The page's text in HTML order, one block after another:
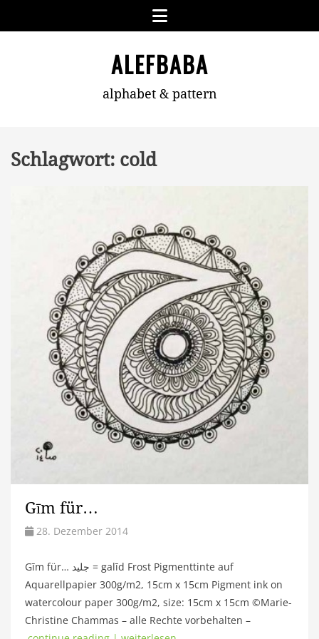
Menu
ALEFBABA
alphabet & pattern
Schlagwort: cold
Gīm für…
28. Dezember 2014
Gīm für… جليد = galīd Frost Pigmenttinte auf
Aquarellpapier 300g/m2, 15cm x 15cm Pigment ink on
watercolour paper 300g/m2, size: 15cm x 15cm ©Marie-
Christine Chammas – alle Rechte vorbehalten –